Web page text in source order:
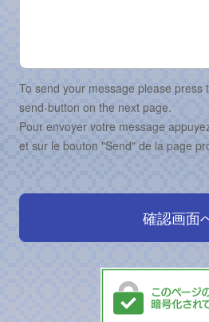
To send your message please press
send-button on the next page.
Pour envoyer votre message
et sur le bouton "Send" de la page